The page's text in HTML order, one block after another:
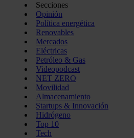
Secciones
Opinión
Política energética
Renovables
Mercados
Eléctricas
Petróleo & Gas
Videopodcast
NET ZERO
Movilidad
Almacenamiento
Startups & Innovación
Hidrógeno
Top 10
Tech